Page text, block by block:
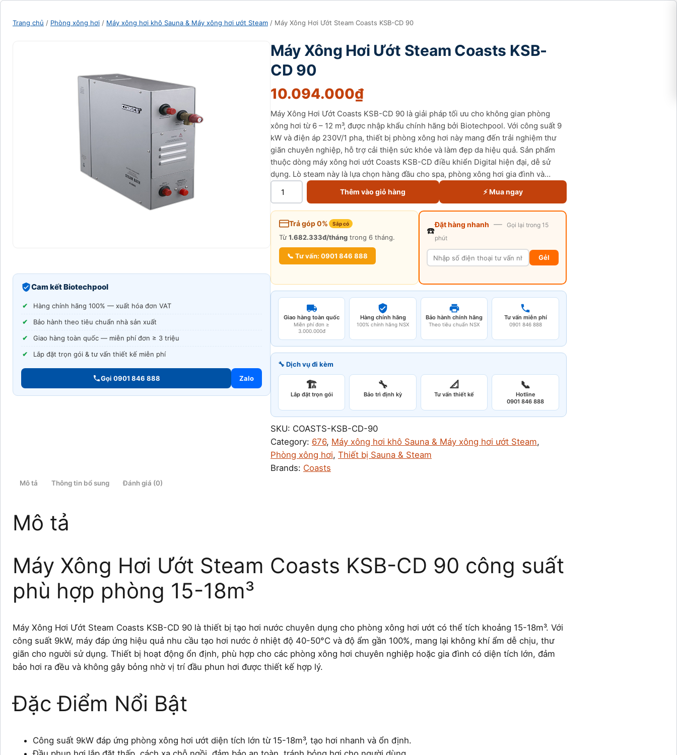
Trang chủ / Phòng xông hơi / Máy xông hơi khô Sauna & Máy xông hơi ướt Steam / Máy Xông Hơi Ướt Steam Coasts KSB-CD 90
Cam kết Biotechpool
Hàng chính hãng 100% — xuất hóa đơn VAT
Bảo hành theo tiêu chuẩn nhà sản xuất
Giao hàng toàn quốc — miễn phí đơn ≥ 3 triệu
Lắp đặt trọn gói & tư vấn thiết kế miễn phí
Gọi 0901 846 888 Zalo
Máy Xông Hơi Ướt Steam Coasts KSB-
CD 90
10.094.000₫
Máy Xông Hơi Ướt Coasts KSB-CD 90 là giải pháp tối ưu cho không gian phòng
xông hơi từ 6 – 12 m³, được nhập khẩu chính hãng bởi Biotechpool. Với công suất 9
kW và điện áp 230V/1 pha, thiết bị phòng xông hơi này mang đến trải nghiệm thư
giãn chuyên nghiệp, hỗ trợ cải thiện sức khỏe và làm đẹp da hiệu quả. Sản phẩm
thuộc dòng máy xông hơi ướt Coasts KSB-CD điều khiển Digital hiện đại, dễ sử
dụng. Lò steam này là lựa chọn hàng đầu cho spa, phòng xông hơi gia đình và…
Thêm vào giỏ hàng ⚡ Mua ngay
Trả góp 0% Sắp có
Từ 1.682.333đ/tháng trong 6 tháng.
📞 Tư vấn: 0901 846 888
☎️
Đặt hàng nhanh —
Gọi lại trong 15
phút
GẻI
Giao hàng toàn quốc
Miễn phí đơn ≥
3.000.000đ
Hàng chính hãng
100% chính hãng NSX
Bảo hành chính hãng
Theo tiêu chuẩn NSX
Tư vấn miễn phí
0901 846 888
🔧 Dịch vụ đi kèm
🏗️
Lắp đặt trọn gói
🔧
Bảo trì định kỳ
📐
Tư vấn thiết kế
📞
Hotline
0901 846 888
SKU: COASTS-KSB-CD-90
Category: 676, Máy xông hơi khô Sauna & Máy xông hơi ướt Steam
Phòng xông hơi, Thiết bị Sauna & Steam
Brands: Coasts
Mô tả Thông tin bổ sung Đánh giá (0)
Mô tả
Máy Xông Hơi Ướt Steam Coasts KSB-CD 90 công suất
phù hợp phòng 15-18m³
Máy Xông Hơi Ướt Steam Coasts KSB-CD 90 là thiết bị tạo hơi nước chuyên dụng cho phòng xông hơi ướt có thể tích khoảng 15-18m³. Với
công suất 9kW, máy đáp ứng hiệu quả nhu cầu tạo hơi nước ở nhiệt độ 40-50°C và độ ẩm gần 100%, mang lại không khí ẩm dễ chịu, thư
giãn cho người sử dụng. Thiết bị hoạt động ổn định, phù hợp cho các phòng xông hơi chuyên nghiệp hoặc gia đình có diện tích lớn, đảm
bảo hơi ra đều và không gây bỏng nhờ vị trí đầu phun hơi được thiết kế hợp lý.
Đặc Điểm Nổi Bật
Công suất 9kW đáp ứng phòng xông hơi ướt diện tích lớn từ 15-18m³, tạo hơi nhanh và ổn định.